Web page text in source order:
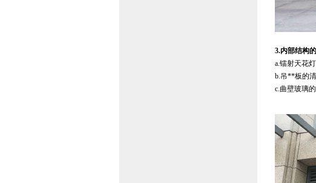
3.内部结构
a.镭射天花
b.吊**板的清
c.曲壁玻璃的